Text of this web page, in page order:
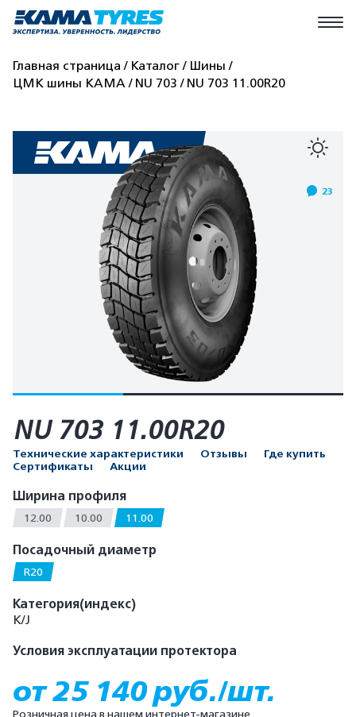
Главная страница Каталог
Шины
ЦМК шины КАМА
NU 703 NU 703 11.00R20
23
NU 703 11.00R20
Технические характеристики Отзывы
Где купить
Сертификаты
Акции
Ширина профиля
12.00 10.00 11.00
Посадочный диаметр
R20
Категория(индекс)
K/J
Условия эксплуатации протектора
от 25 140 руб./шт.
Розничная цена в нашем интернет-магазине